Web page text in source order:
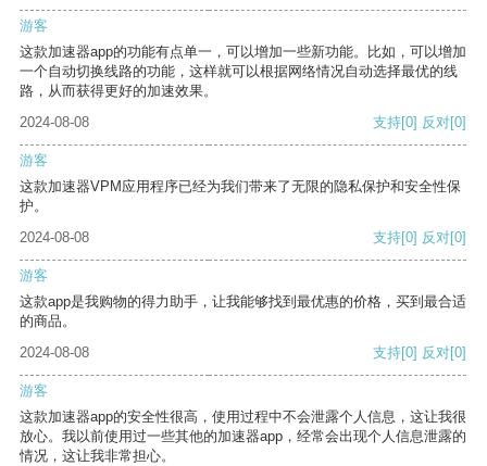
游客
这款加速器app的功能有点单一，可以增加一些新功能。比如，可以增加
一个自动切换线路的功能，这样就可以根据网络情况自动选择最优的线
路，从而获得更好的加速效果。
2024-08-08
支持[0] 反对[0]
游客
这款加速器VPM应用程序已经为我们带来了无限的隐私保护和安全性保
护。
2024-08-08
支持[0] 反对[0]
游客
这款app是我购物的得力助手，让我能够找到最优惠的价格，买到最合适
的商品。
2024-08-08
支持[0] 反对[0]
游客
这款加速器app的安全性很高，使用过程中不会泄露个人信息，这让我很
放心。我以前使用过一些其他的加速器app，经常会出现个人信息泄露的
情况，这让我非常担心。